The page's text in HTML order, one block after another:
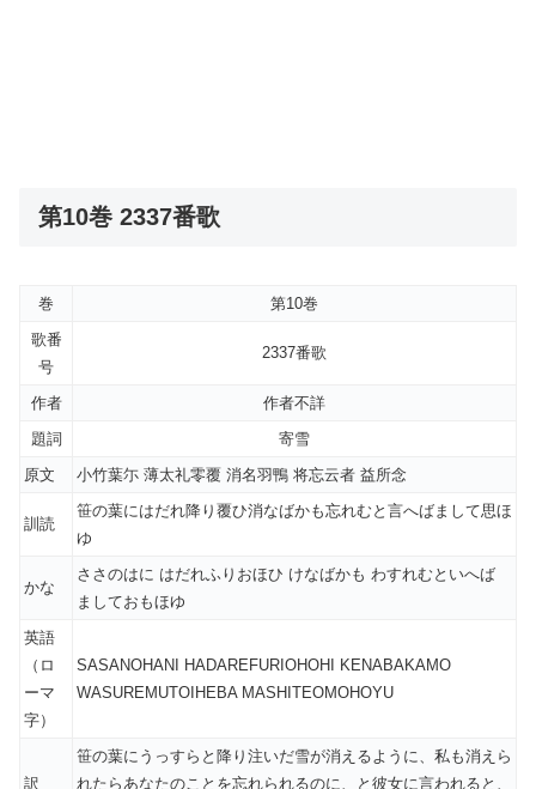
第10巻 2337番歌
巻
第10巻
歌番
号
2337番歌
作者
作者不詳
題詞
寄雪
原文
小竹葉尓 薄太礼零覆 消名羽鴨 将忘云者 益所念
訓読
笹の葉にはだれ降り覆ひ消なばかも忘れむと言へばまして思ほ
ゆ
かな
ささのはに はだれふりおほひ けなばかも わすれむといへば
ましておもほゆ
英語
（ロ
ーマ
字）
SASANOHANI HADAREFURIOHOHI KENABAKAMO
WASUREMUTOIHEBA MASHITEOMOHOYU
訳
笹の葉にうっすらと降り注いだ雪が消えるように、私も消えら
れたらあなたのことを忘れられるのに、と彼女に言われると、